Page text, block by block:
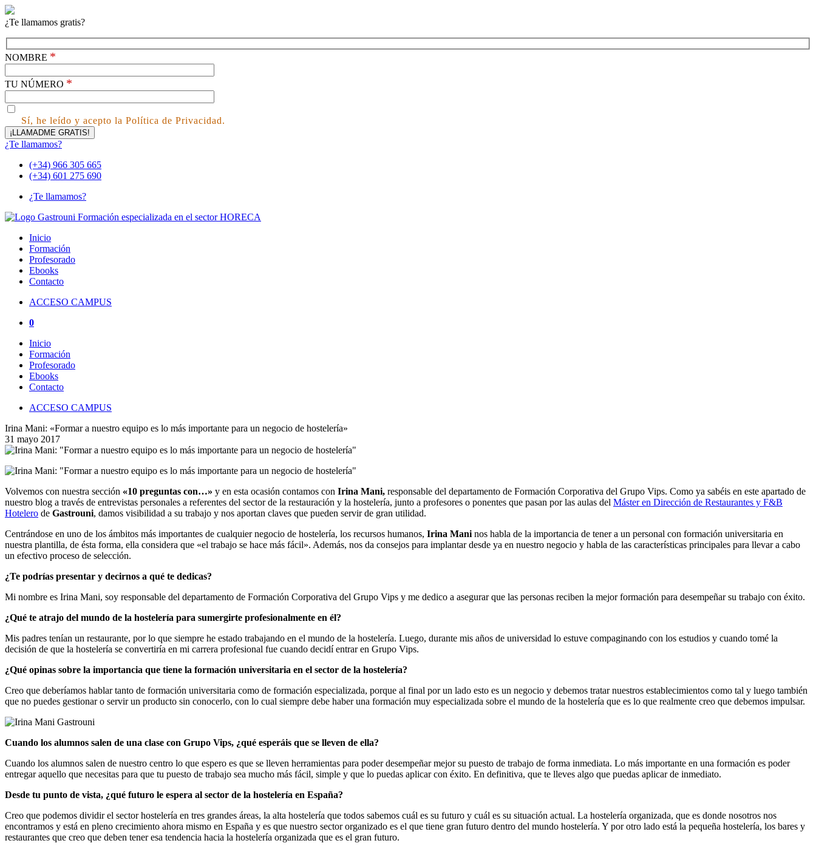
¿Te llamamos gratis?
NOMBRE *
TU NÚMERO *
Sí, he leído y acepto la Política de Privacidad.
¿Te llamamos?
(+34) 966 305 665
(+34) 601 275 690
¿Te llamamos?
Inicio
Formación
Profesorado
Ebooks
Contacto
ACCESO CAMPUS
0
Inicio
Formación
Profesorado
Ebooks
Contacto
ACCESO CAMPUS
Irina Mani: «Formar a nuestro equipo es lo más importante para un negocio de hostelería»
31 mayo 2017
Volvemos con nuestra sección «10 preguntas con…» y en esta ocasión contamos con Irina Mani, responsable del departamento de Formación Corporativa del Grupo Vips. Como ya sabéis en este apartado de
nuestro blog a través de entrevistas personales a referentes del sector de la restauración y la hostelería, junto a profesores o ponentes que pasan por las aulas del Máster en Dirección de Restaurantes y F&B
Hotelero de Gastrouni, damos visibilidad a su trabajo y nos aportan claves que pueden servir de gran utilidad.
Centrándose en uno de los ámbitos más importantes de cualquier negocio de hostelería, los recursos humanos, Irina Mani nos habla de la importancia de tener a un personal con formación universitaria en
nuestra plantilla, de ésta forma, ella considera que «el trabajo se hace más fácil». Además, nos da consejos para implantar desde ya en nuestro negocio y habla de las características principales para llevar a cabo
un efectivo proceso de selección.
¿Te podrías presentar y decirnos a qué te dedicas?
Mi nombre es Irina Mani, soy responsable del departamento de Formación Corporativa del Grupo Vips y me dedico a asegurar que las personas reciben la mejor formación para desempeñar su trabajo con éxito.
¿Qué te atrajo del mundo de la hostelería para sumergirte profesionalmente en él?
Mis padres tenían un restaurante, por lo que siempre he estado trabajando en el mundo de la hostelería. Luego, durante mis años de universidad lo estuve compaginando con los estudios y cuando tomé la
decisión de que la hostelería se convertiría en mi carrera profesional fue cuando decidí entrar en Grupo Vips.
¿Qué opinas sobre la importancia que tiene la formación universitaria en el sector de la hostelería?
Creo que deberíamos hablar tanto de formación universitaria como de formación especializada, porque al final por un lado esto es un negocio y debemos tratar nuestros establecimientos como tal y luego también
que no puedes gestionar o servir un producto sin conocerlo, con lo cual siempre debe haber una formación muy especializada sobre el mundo de la hostelería que es lo que realmente creo que debemos impulsar.
Cuando los alumnos salen de una clase con Grupo Vips, ¿qué esperáis que se lleven de ella?
Cuando los alumnos salen de nuestro centro lo que espero es que se lleven herramientas para poder desempeñar mejor su puesto de trabajo de forma inmediata. Lo más importante en una formación es poder
entregar aquello que necesitas para que tu puesto de trabajo sea mucho más fácil, simple y que lo puedas aplicar con éxito. En definitiva, que te lleves algo que puedas aplicar de inmediato.
Desde tu punto de vista, ¿qué futuro le espera al sector de la hostelería en España?
Creo que podemos dividir el sector hostelería en tres grandes áreas, la alta hostelería que todos sabemos cuál es su futuro y cuál es su situación actual. La hostelería organizada, que es donde nosotros nos
encontramos y está en pleno crecimiento ahora mismo en España y es que nuestro sector organizado es el que tiene gran futuro dentro del mundo hostelería. Y por otro lado está la pequeña hostelería, los bares y
restaurantes que creo que deben tener esa tendencia hacia la hostelería organizada que es el gran futuro.